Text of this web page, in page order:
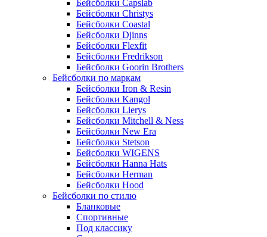
Бейсболки Capslab
Бейсболки Christys
Бейсболки Coastal
Бейсболки Djinns
Бейсболки Flexfit
Бейсболки Fredrikson
Бейсболки Goorin Brothers
Бейсболки по маркам
Бейсболки Iron & Resin
Бейсболки Kangol
Бейсболки Lierys
Бейсболки Mitchell & Ness
Бейсболки New Era
Бейсболки Stetson
Бейсболки WIGENS
Бейсболки Hanna Hats
Бейсболки Herman
Бейсболки Hood
Бейсболки по стилю
Бланковые
Спортивные
Под классику